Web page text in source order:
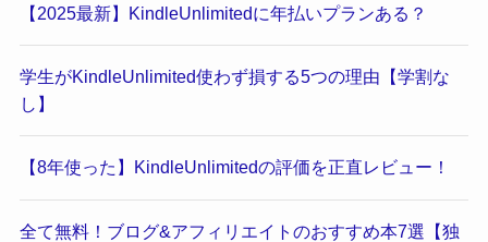
【2025最新】KindleUnlimitedに年払いプランある？
学生がKindleUnlimited使わず損する5つの理由【学割な
し】
【8年使った】KindleUnlimitedの評価を正直レビュー！
全て無料！ブログ&アフィリエイトのおすすめ本7選【独